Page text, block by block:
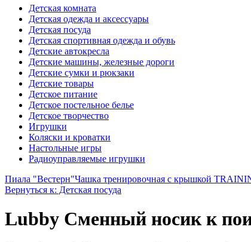
Детская комната
Детская одежда и аксессуары
Детская посуда
Детская спортивная одежда и обувь
Детские автокресла
Детские машины, железные дороги
Детские сумки и рюкзаки
Детские товары
Детское питание
Детское постельное белье
Детское творчество
Игрушки
Коляски и кроватки
Настольные игры
Радиоуправляемые игрушки
Пиала "Вестерн"Чашка тренировочная с крышкой
Вернуться к: Детская посуда
Lubby Сменный носик к